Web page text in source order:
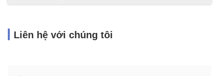
Liên hệ với chúng tôi